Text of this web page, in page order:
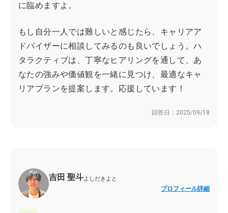
に臨めますよ。
もし自分一人では難しいと感じたら、キャリアア
ドバイザーに相談してみるのも良いでしょう。ハ
タラクティブは、丁寧なヒアリングを通して、あ
なたの強みや価値観を一緒に見つけ、最適なキャ
リアプランを提案します。応援しています！
回答日： 2025/09/18
吉田 聖斗よしだきよと
プロフィール詳細